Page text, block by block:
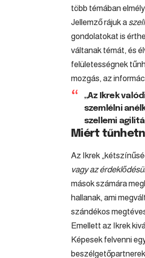
több témában
Jellemző rájuk a
gondolatokat is
váltanak témát, és
felületességnek
mozgás, az
„Az Ikrek
szemlélni
szellemi
Miért
Az Ikrek
vagy az
mások számára
hallanak, ami
szándékos
Emellett az Ikrek
Képesek felvenni